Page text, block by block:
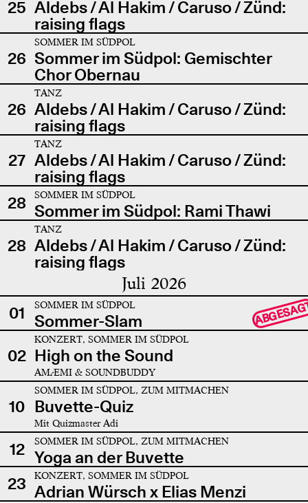
25 Aldebs / Al Hakim / Caruso / Zünd:
raising flags
26
SOMMER IM SÜDPOL
Sommer im Südpol: Gemischter
Chor Obernau
26
TANZ
Aldebs / Al Hakim / Caruso / Zünd:
raising flags
27
TANZ
Aldebs / Al Hakim / Caruso / Zünd:
raising flags
28
SOMMER IM SÜDPOL
Sommer im Südpol: Rami Thawi
28
TANZ
Aldebs / Al Hakim / Caruso / Zünd:
raising flags
Juli 2026
01 SOMMER IM SÜDPOL
Sommer-Slam
02
KONZERT, SOMMER IM SÜDPOL
High on the Sound
AMÆMI & SOUNDBUDDY
10
SOMMER IM SÜDPOL, ZUM MITMACHEN
Buvette-Quiz
Mit Quizmaster Adi
12 SOMMER IM SÜDPOL, ZUM MITMACHEN
Yoga an der Buvette
23
KONZERT, SOMMER IM SÜDPOL
Adrian Würsch x Elias Menzi